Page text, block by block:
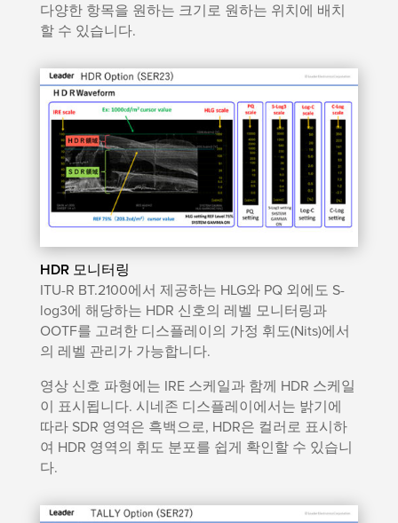
다양한 항목을 원하는 크기로 원하는 위치에 배치
할 수 있습니다.
HDR 모니터링
ITU-R BT.2100에서 제공하는 HLG와 PQ 외에도 S-
log3에 해당하는 HDR 신호의 레벨 모니터링과
OOTF를 고려한 디스플레이의 가정 휘도(Nits)에서
의 레벨 관리가 가능합니다.
영상 신호 파형에는 IRE 스케일과 함께 HDR 스케일
이 표시됩니다. 시네존 디스플레이에서는 밝기에
따라 SDR 영역은 흑백으로, HDR은 컬러로 표시하
여 HDR 영역의 휘도 분포를 쉽게 확인할 수 있습니
다.